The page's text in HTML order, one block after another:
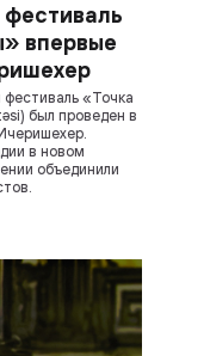
впервые
«Точка
был проведен в
в новом
объединили